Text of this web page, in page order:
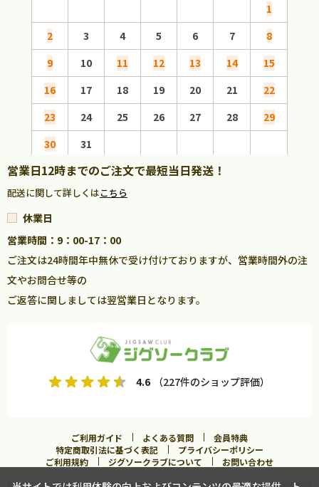
1
2
3 4 5 6 7
8
9
10 11 12 13 14
15
16
17 18 19 20 21
22
23
24 25 26 27 28
29
30
31
営業日12時までのご注文で最短当日発送！
配送に関して詳しくはこちら
休業日
営業時間：9：00-17：00
ご注文は24時間年中無休で受け付けておりますが、営業時間外の注
文やお問合せ等の
ご返答に関しましては翌営業日となります。
4.6 （227件のショップ評価）
ご利用ガイド よくある質問
会員特典
特定商取引法に基づく表記
プライバシーポリシー
ご利用規約
ジグソークラブについて お問い合わせ